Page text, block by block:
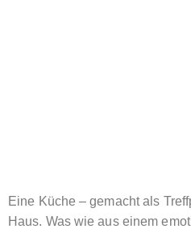
Eine Küche – gemacht als
Haus. Was wie aus einem